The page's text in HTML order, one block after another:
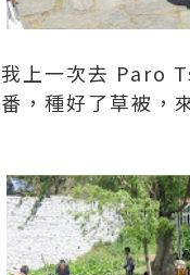
我上一次去 Paro
番，種好了草被，